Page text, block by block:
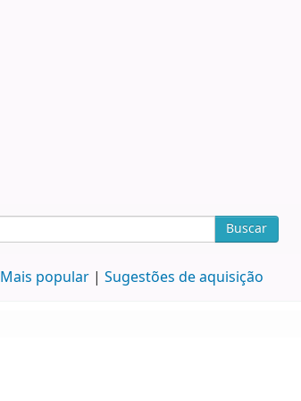
Buscar
Mais popular Sugestões de aquisição